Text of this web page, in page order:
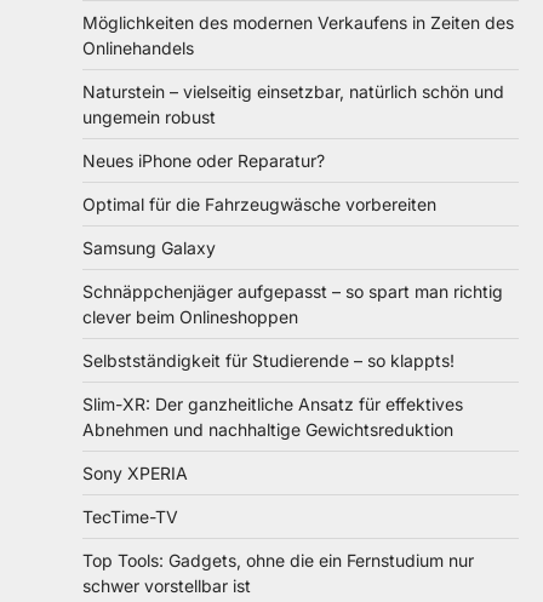
Möglichkeiten des modernen Verkaufens in Zeiten des
Onlinehandels
Naturstein – vielseitig einsetzbar, natürlich schön und
ungemein robust
Neues iPhone oder Reparatur?
Optimal für die Fahrzeugwäsche vorbereiten
Samsung Galaxy
Schnäppchenjäger aufgepasst – so spart man richtig
clever beim Onlineshoppen
Selbstständigkeit für Studierende – so klappts!
Slim-XR: Der ganzheitliche Ansatz für effektives
Abnehmen und nachhaltige Gewichtsreduktion
Sony XPERIA
TecTime-TV
Top Tools: Gadgets, ohne die ein Fernstudium nur
schwer vorstellbar ist